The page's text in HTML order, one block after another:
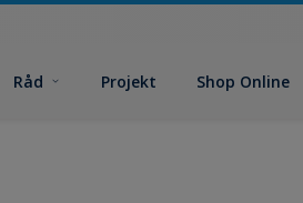
Råd Projekt Shop Online